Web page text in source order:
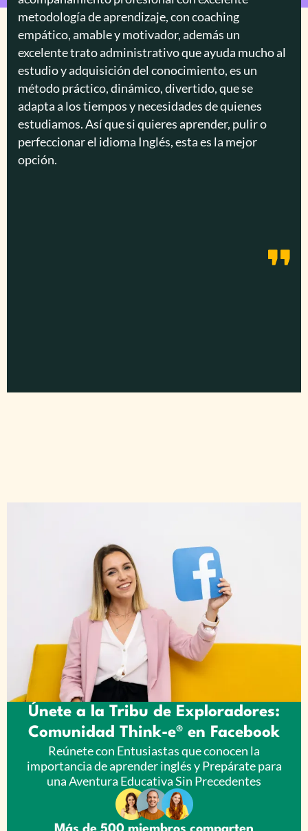
metodología de aprendizaje, con coaching
empático, amable y motivador, además un
excelente trato administrativo que ayuda mucho al
estudio y adquisición del conocimiento, es un
método práctico, dinámico, divertido, que se
adapta a los tiempos y necesidades de quienes
estudiamos. Así que si quieres aprender, pulir o
perfeccionar el idioma Inglés, esta es la mejor
opción.
Únete a la Tribu de Exploradores:
Comunidad Think-e® en Facebook
Reúnete con Entusiastas que conocen la
importancia de aprender inglés y Prepárate para
una Aventura Educativa Sin Precedentes